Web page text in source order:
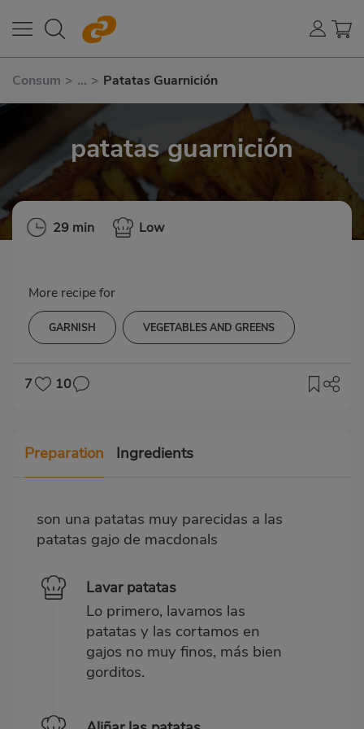
Consum > ... > Patatas Guarnición
patatas guarnición
29 min Low
More recipe for
GARNISH VEGETABLES AND GREENS
7 10
Preparation Ingredients
son una patatas muy parecidas a las
patatas gajo de macdonals
Lavar patatas
Lo primero, lavamos las
patatas y las cortamos en
gajos no muy finos, más bien
gorditos.